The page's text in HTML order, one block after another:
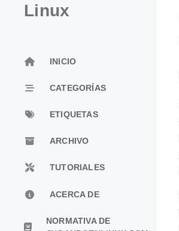
Linux
INICIO
CATEGORÍAS
ETIQUETAS
ARCHIVO
TUTORIALES
ACERCA DE
NORMATIVA DE